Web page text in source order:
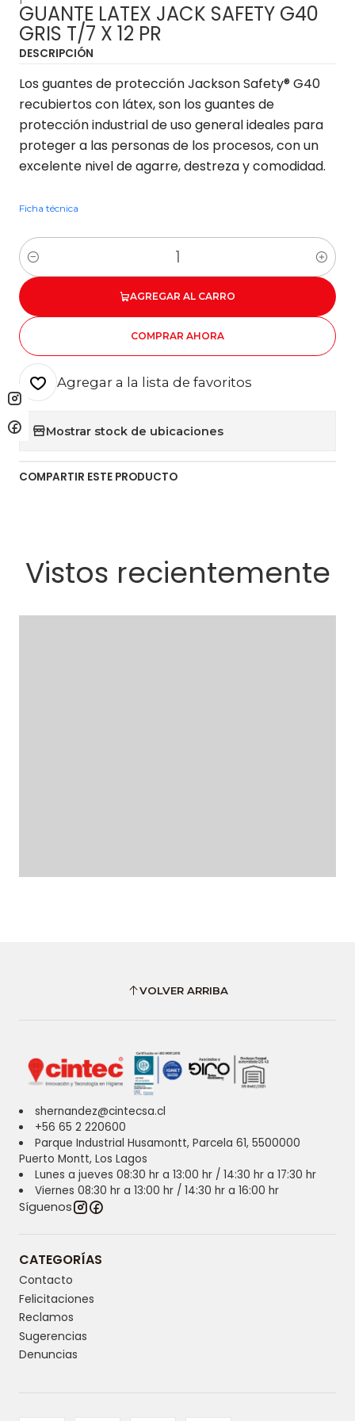
GUANTE LATEX JACK SAFETY G40
GRIS T/7 X 12 PR
DESCRIPCIÓN
Los guantes de protección Jackson Safety® G40
recubiertos con látex, son los guantes de
protección industrial de uso general ideales para
proteger a las personas de los procesos, con un
excelente nivel de agarre, destreza y comodidad.
Ficha técnica
Cantidad
AGREGAR AL CARRO
COMPRAR AHORA
Agregar a la lista de favoritos
Mostrar stock de ubicaciones
COMPARTIR ESTE PRODUCTO
Vistos recientemente
VOLVER ARRIBA
shernandez@cintecsa.cl
+56 65 2 220600
Parque Industrial Husamontt, Parcela 61, 5500000
Puerto Montt, Los Lagos
Lunes a jueves 08:30 hr a 13:00 hr / 14:30 hr a 17:30 hr
Viernes 08:30 hr a 13:00 hr / 14:30 hr a 16:00 hr
Síguenos
CATEGORÍAS
Contacto
Felicitaciones
Reclamos
Sugerencias
Denuncias